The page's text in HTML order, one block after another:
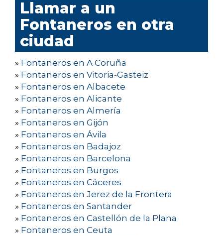
Llamar a un
Fontaneros en otra
ciudad
» Fontaneros en A Coruña
» Fontaneros en Vitoria-Gasteiz
» Fontaneros en Albacete
» Fontaneros en Alicante
» Fontaneros en Almería
» Fontaneros en Gijón
» Fontaneros en Ávila
» Fontaneros en Badajoz
» Fontaneros en Barcelona
» Fontaneros en Burgos
» Fontaneros en Cáceres
» Fontaneros en Jerez de la Frontera
» Fontaneros en Santander
» Fontaneros en Castellón de la Plana
» Fontaneros en Ceuta